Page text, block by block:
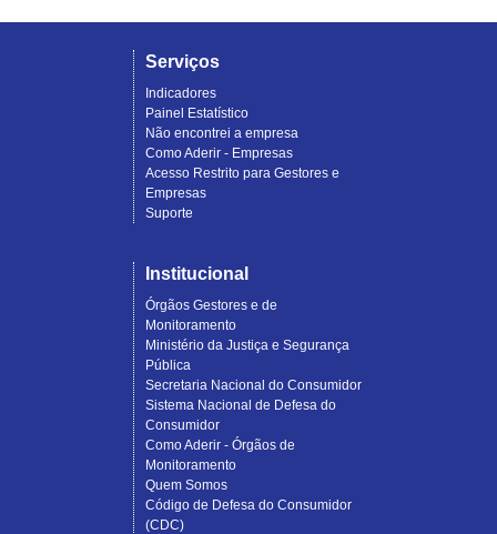
Serviços
Indicadores
Painel Estatístico
Não encontrei a empresa
Como Aderir - Empresas
Acesso Restrito para Gestores e
Empresas
Suporte
Institucional
Órgãos Gestores e de
Monitoramento
Ministério da Justiça e Segurança
Pública
Secretaria Nacional do Consumidor
Sistema Nacional de Defesa do
Consumidor
Como Aderir - Órgãos de
Monitoramento
Quem Somos
Código de Defesa do Consumidor
(CDC)